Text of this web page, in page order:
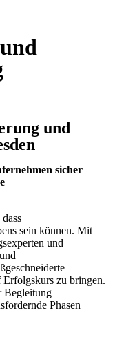
und
sicher
sein können. Mit
und
zu bringen.
Begleitung
Phasen